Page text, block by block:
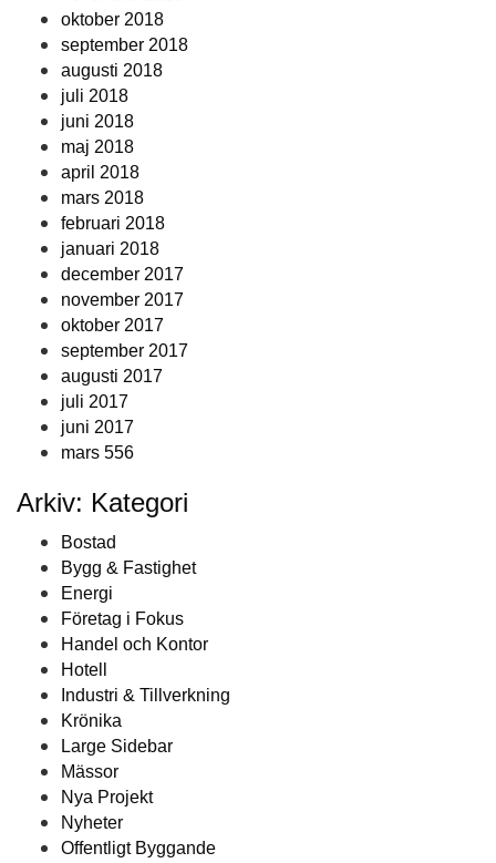
oktober 2018
september 2018
augusti 2018
juli 2018
juni 2018
maj 2018
april 2018
mars 2018
februari 2018
januari 2018
december 2017
november 2017
oktober 2017
september 2017
augusti 2017
juli 2017
juni 2017
mars 556
Arkiv: Kategori
Bostad
Bygg & Fastighet
Energi
Företag i Fokus
Handel och Kontor
Hotell
Industri & Tillverkning
Krönika
Large Sidebar
Mässor
Nya Projekt
Nyheter
Offentligt Byggande